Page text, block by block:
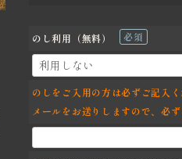
のし利用（無料）
(必
のしをご入用の方は必ずご記入く
メールをお送りしますので、必